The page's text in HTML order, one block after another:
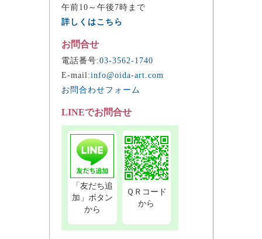
午前10～午後7時まで
詳しくはこちら
お問合せ
電話番号:03-3562-1740
E-mail:info@oida-art.com
お問合わせフォーム
LINEでお問合せ
「友だち追
加」ボタン
から
ＱＲコード
から